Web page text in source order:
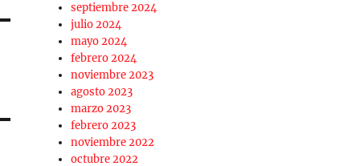
septiembre 2024
julio 2024
mayo 2024
febrero 2024
noviembre 2023
agosto 2023
marzo 2023
febrero 2023
noviembre 2022
octubre 2022